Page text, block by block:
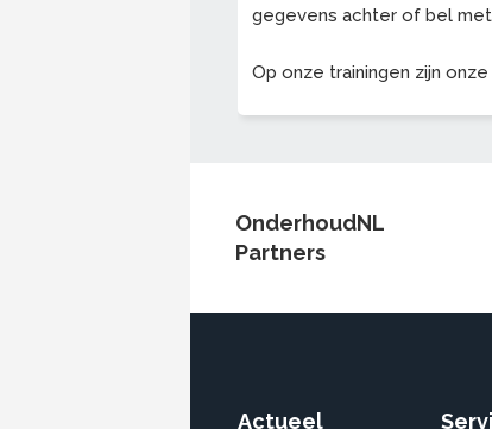
gegevens achter of bel
Op onze trainingen zijn onze
OnderhoudNL
Partners
Actueel